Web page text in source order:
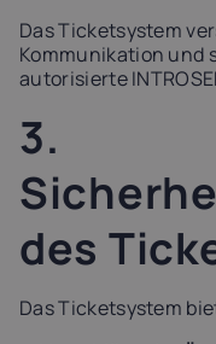
Das Ticketsystem
Kommunikation und
autorisierte
3.
des
Das Ticketsystem